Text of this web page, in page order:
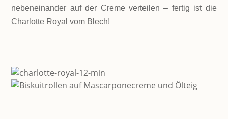
nebeneinander auf der Creme verteilen – fertig ist die
Charlotte Royal vom Blech!